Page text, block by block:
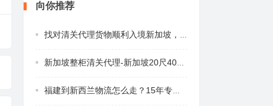
向你推荐
找对清关代理货物顺利入境新加坡，递接物流
新加坡整柜清关代理-新加坡20尺40尺整柜集
福建到新西兰物流怎么走？15年专业团队为你